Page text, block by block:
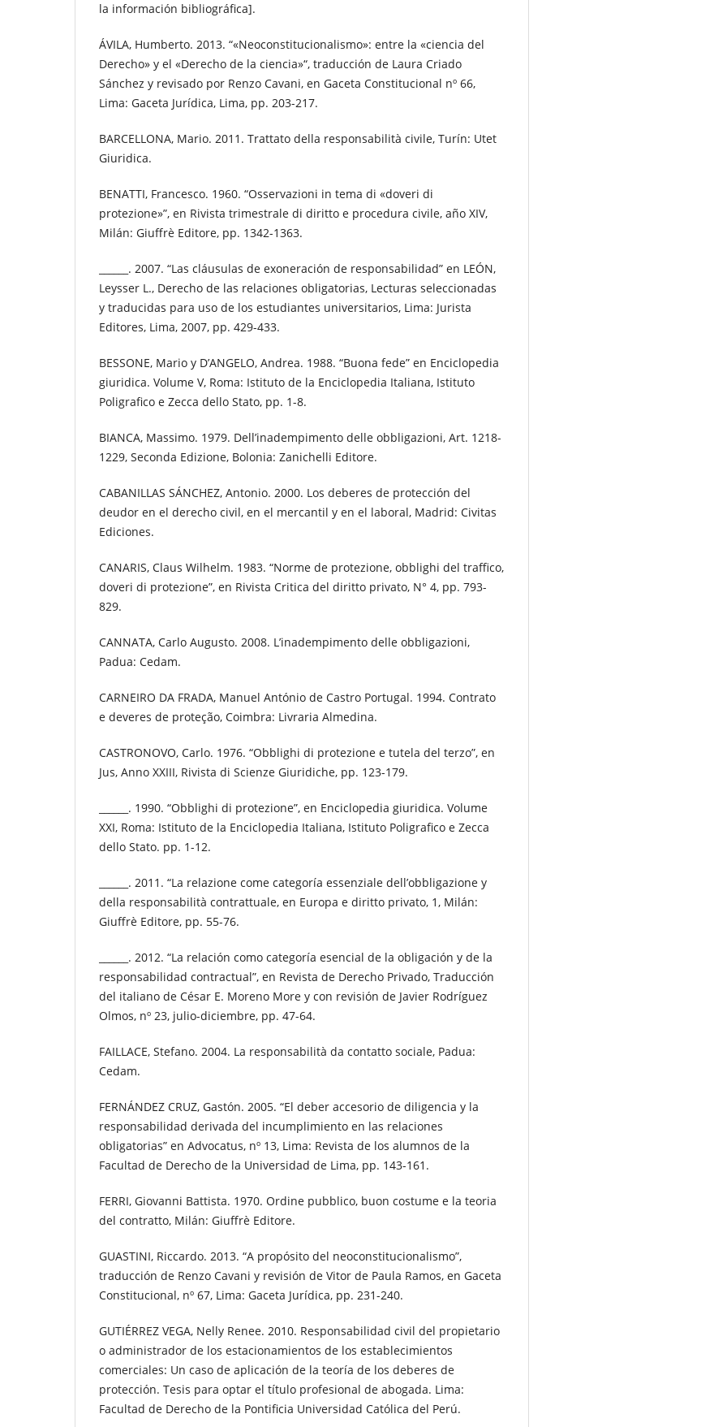
la información bibliográfica].
ÁVILA, Humberto. 2013. “«Neoconstitucionalismo»: entre la «ciencia del
Derecho» y el «Derecho de la ciencia»“, traducción de Laura Criado
Sánchez y revisado por Renzo Cavani, en Gaceta Constitucional nº 66,
Lima: Gaceta Jurídica, Lima, pp. 203-217.
BARCELLONA, Mario. 2011. Trattato della responsabilità civile, Turín: Utet
Giuridica.
BENATTI, Francesco. 1960. “Osservazioni in tema di «doveri di
protezione»”, en Rivista trimestrale di diritto e procedura civile, año XIV,
Milán: Giuffrè Editore, pp. 1342-1363.
______. 2007. “Las cláusulas de exoneración de responsabilidad” en LEÓN,
Leysser L., Derecho de las relaciones obligatorias, Lecturas seleccionadas
y traducidas para uso de los estudiantes universitarios, Lima: Jurista
Editores, Lima, 2007, pp. 429-433.
BESSONE, Mario y D’ANGELO, Andrea. 1988. “Buona fede” en Enciclopedia
giuridica. Volume V, Roma: Istituto de la Enciclopedia Italiana, Istituto
Poligrafico e Zecca dello Stato, pp. 1-8.
BIANCA, Massimo. 1979. Dell’inadempimento delle obbligazioni, Art. 1218-
1229, Seconda Edizione, Bolonia: Zanichelli Editore.
CABANILLAS SÁNCHEZ, Antonio. 2000. Los deberes de protección del
deudor en el derecho civil, en el mercantil y en el laboral, Madrid: Civitas
Ediciones.
CANARIS, Claus Wilhelm. 1983. “Norme de protezione, obblighi del traffico,
doveri di protezione”, en Rivista Critica del diritto privato, N° 4, pp. 793-
829.
CANNATA, Carlo Augusto. 2008. L’inadempimento delle obbligazioni,
Padua: Cedam.
CARNEIRO DA FRADA, Manuel António de Castro Portugal. 1994. Contrato
e deveres de proteção, Coimbra: Livraria Almedina.
CASTRONOVO, Carlo. 1976. “Obblighi di protezione e tutela del terzo”, en
Jus, Anno XXIII, Rivista di Scienze Giuridiche, pp. 123-179.
______. 1990. “Obblighi di protezione”, en Enciclopedia giuridica. Volume
XXI, Roma: Istituto de la Enciclopedia Italiana, Istituto Poligrafico e Zecca
dello Stato. pp. 1-12.
______. 2011. “La relazione come categoría essenziale dell’obbligazione y
della responsabilità contrattuale, en Europa e diritto privato, 1, Milán:
Giuffrè Editore, pp. 55-76.
______. 2012. “La relación como categoría esencial de la obligación y de la
responsabilidad contractual”, en Revista de Derecho Privado, Traducción
del italiano de César E. Moreno More y con revisión de Javier Rodríguez
Olmos, nº 23, julio-diciembre, pp. 47-64.
FAILLACE, Stefano. 2004. La responsabilità da contatto sociale, Padua:
Cedam.
FERNÁNDEZ CRUZ, Gastón. 2005. “El deber accesorio de diligencia y la
responsabilidad derivada del incumplimiento en las relaciones
obligatorias” en Advocatus, nº 13, Lima: Revista de los alumnos de la
Facultad de Derecho de la Universidad de Lima, pp. 143-161.
FERRI, Giovanni Battista. 1970. Ordine pubblico, buon costume e la teoria
del contratto, Milán: Giuffrè Editore.
GUASTINI, Riccardo. 2013. “A propósito del neoconstitucionalismo”,
traducción de Renzo Cavani y revisión de Vitor de Paula Ramos, en Gaceta
Constitucional, nº 67, Lima: Gaceta Jurídica, pp. 231-240.
GUTIÉRREZ VEGA, Nelly Renee. 2010. Responsabilidad civil del propietario
o administrador de los estacionamientos de los establecimientos
comerciales: Un caso de aplicación de la teoría de los deberes de
protección. Tesis para optar el título profesional de abogada. Lima:
Facultad de Derecho de la Pontificia Universidad Católica del Perú.